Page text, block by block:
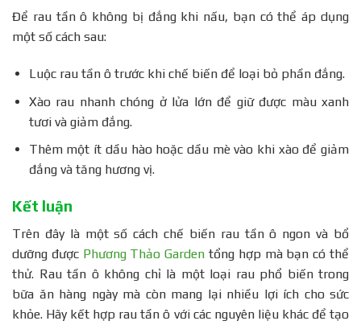
Để rau tần ô không bị đắng khi nấu, bạn có thể áp dụng
một số cách sau:
Luộc rau tần ô trước khi chế biến để loại bỏ phần đắng.
Xào rau nhanh chóng ở lửa lớn để giữ được màu xanh
tươi và giảm đắng.
Thêm một ít dầu hào hoặc dầu mè vào khi xào để giảm
đắng và tăng hương vị.
Kết luận
Trên đây là một số cách chế biến rau tần ô ngon và bổ
dưỡng được Phương Thảo Garden tổng hợp mà bạn có thể
thử. Rau tần ô không chỉ là một loại rau phổ biến trong
bữa ăn hàng ngày mà còn mang lại nhiều lợi ích cho sức
khỏe. Hãy kết hợp rau tần ô với các nguyên liệu khác để tạo